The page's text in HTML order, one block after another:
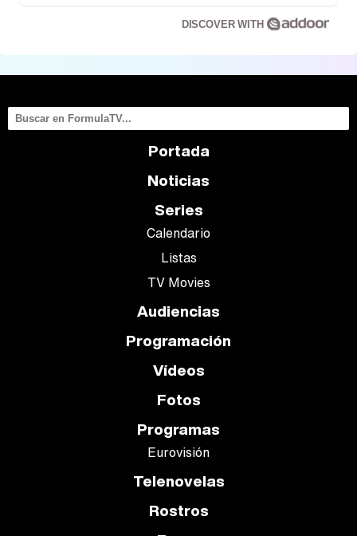
DISCOVER WITH
Portada
Noticias
Series
Calendario
Listas
TV Movies
Audiencias
Programación
Vídeos
Fotos
Programas
Eurovisión
Telenovelas
Rostros